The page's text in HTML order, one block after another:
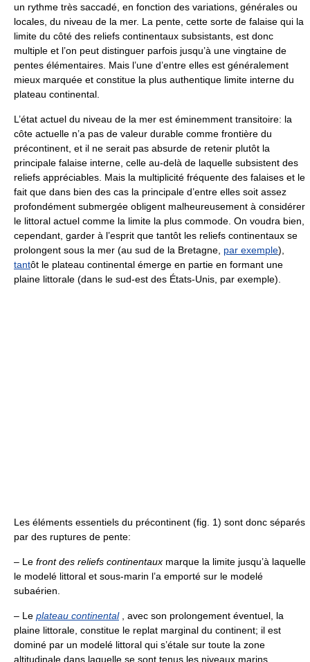
un rythme très saccadé, en fonction des variations, générales ou
locales, du niveau de la mer. La pente, cette sorte de falaise qui la
limite du côté des reliefs continentaux subsistants, est donc
multiple et l’on peut distinguer parfois jusqu’à une vingtaine de
pentes élémentaires. Mais l’une d’entre elles est généralement
mieux marquée et constitue la plus authentique limite interne du
plateau continental.
L’état actuel du niveau de la mer est éminemment transitoire: la
côte actuelle n’a pas de valeur durable comme frontière du
précontinent, et il ne serait pas absurde de retenir plutôt la
principale falaise interne, celle au-delà de laquelle subsistent des
reliefs appréciables. Mais la multiplicité fréquente des falaises et le
fait que dans bien des cas la principale d’entre elles soit assez
profondément submergée obligent malheureusement à considérer
le littoral actuel comme la limite la plus commode. On voudra bien,
cependant, garder à l’esprit que tantôt les reliefs continentaux se
prolongent sous la mer (au sud de la Bretagne, par exemple),
tantôt le plateau continental émerge en partie en formant une
plaine littorale (dans le sud-est des États-Unis, par exemple).
Les éléments essentiels du précontinent (fig. 1) sont donc séparés
par des ruptures de pente:
– Le front des reliefs continentaux marque la limite jusqu’à laquelle
le modelé littoral et sous-marin l’a emporté sur le modelé
subaérien.
– Le plateau continental, avec son prolongement éventuel, la
plaine littorale, constitue le replat marginal du continent; il est
dominé par un modelé littoral qui s’étale sur toute la zone
altitudinale dans laquelle se sont tenus les niveaux marins